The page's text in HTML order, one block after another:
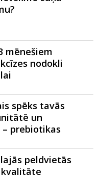
mēnešiem
nodokli
spēks tavās
un
– prebiotikas
peldvietās
kvalitāte